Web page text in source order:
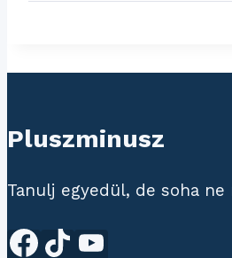
Pluszminusz
Tanulj egyedül, de soha ne